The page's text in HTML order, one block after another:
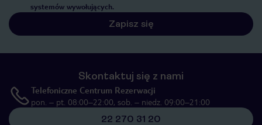
systemów wywołujących.
Zapisz się
Skontaktuj się z nami
Telefoniczne Centrum Rezerwacji
pon. – pt. 08:00–22:00, sob. – niedz. 09:00–21:00
22 270 31 20